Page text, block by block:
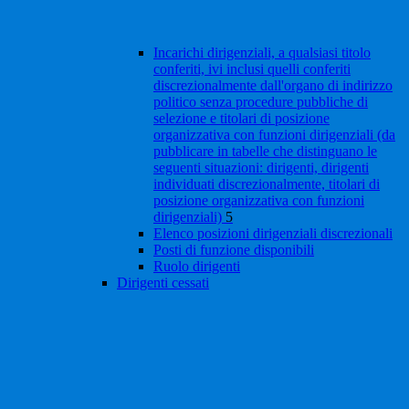
Incarichi dirigenziali, a qualsiasi titolo
conferiti, ivi inclusi quelli conferiti
discrezionalmente dall'organo di indirizzo
politico senza procedure pubbliche di
selezione e titolari di posizione
organizzativa con funzioni dirigenziali (da
pubblicare in tabelle che distinguano le
seguenti situazioni: dirigenti, dirigenti
individuati discrezionalmente, titolari di
posizione organizzativa con funzioni
dirigenziali) 5
Elenco posizioni dirigenziali discrezionali
Posti di funzione disponibili
Ruolo dirigenti
Dirigenti cessati